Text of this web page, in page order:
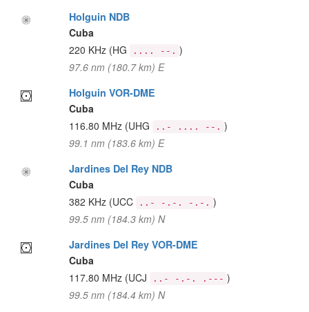
Holguin NDB
Cuba
220 KHz (HG .... --. )
97.6 nm (180.7 km) E
Holguin VOR-DME
Cuba
116.80 MHz (UHG ..- .... --. )
99.1 nm (183.6 km) E
Jardines Del Rey NDB
Cuba
382 KHz (UCC ..- -.-. -.-. )
99.5 nm (184.3 km) N
Jardines Del Rey VOR-DME
Cuba
117.80 MHz (UCJ ..- -.-. .--- )
99.5 nm (184.4 km) N